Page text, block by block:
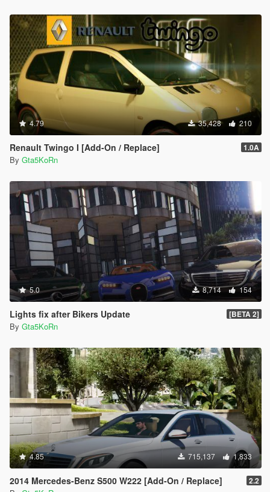
4.79 35,428 210
Renault Twingo I [Add-On / Replace] 1.0A
By Gta5KoRn
5.0 8,714 154
Lights fix after Bikers Update [BETA 2]
By Gta5KoRn
4.85 715,137 1,833
2014 Mercedes-Benz S500 W222 [Add-On / Replace] 2.2